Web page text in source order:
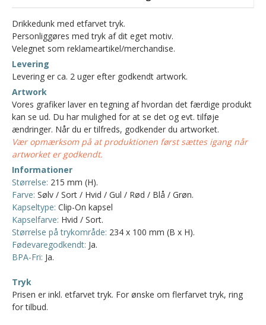
Drikkedunk med etfarvet tryk.
Personliggøres med tryk af dit eget motiv.
Velegnet som reklameartikel/merchandise.
Levering
Levering er ca. 2 uger efter godkendt artwork.
Artwork
Vores grafiker laver en tegning af hvordan det færdige produkt
kan se ud. Du har mulighed for at se det og evt. tilføje
ændringer. Når du er tilfreds, godkender du artworket.
Vær opmærksom på at produktionen først sættes igang når
artworket er godkendt.
Informationer
Størrelse: 215 mm (H).
Farve: Sølv / Sort / Hvid / Gul / Rød / Blå / Grøn.
Kapseltype: Clip-On kapsel
Kapselfarve: Hvid / Sort.
Størrelse på trykområde: 234 x 100 mm (B x H).
Fødevaregodkendt: Ja.
BPA-Fri: Ja.
Tryk
Prisen er inkl. etfarvet tryk. For ønske om flerfarvet tryk, ring
for tilbud.